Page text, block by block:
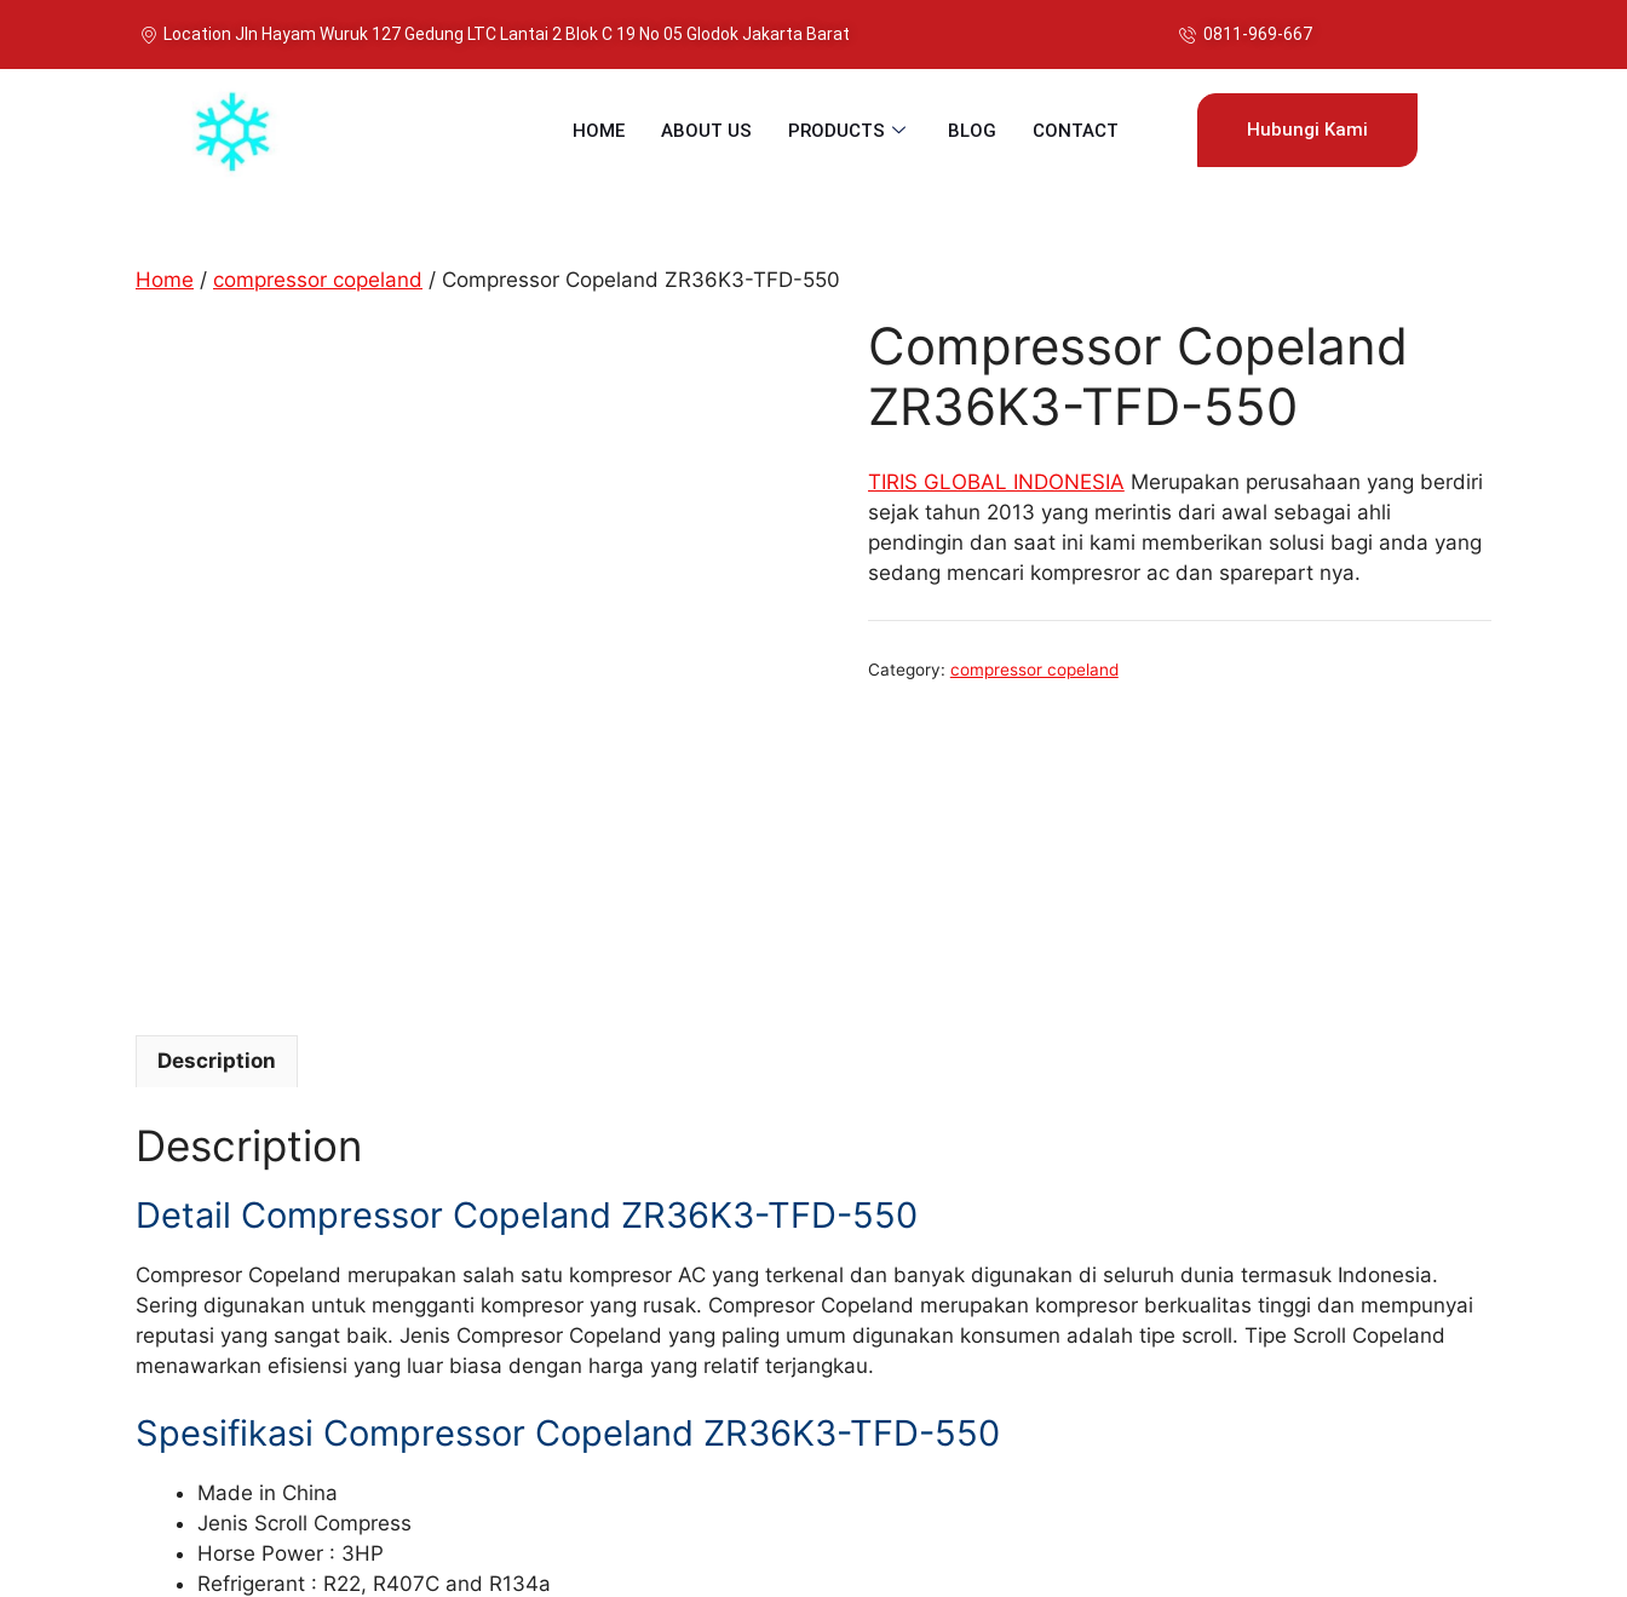
Location Jln Hayam Wuruk 127 Gedung LTC Lantai 2 Blok C 19 No 05 Glodok Jakarta Barat 0811-969-667
HOME ABOUT US PRODUCTS BLOG CONTACT Hubungi Kami
Home / compressor copeland / Compressor Copeland ZR36K3-TFD-550
Compressor Copeland
ZR36K3-TFD-550
TIRIS GLOBAL INDONESIA Merupakan perusahaan yang berdiri
sejak tahun 2013 yang merintis dari awal sebagai ahli
pendingin dan saat ini kami memberikan solusi bagi anda yang
sedang mencari kompresror ac dan sparepart nya.
Category: compressor copeland
Description
Description
Detail Compressor Copeland ZR36K3-TFD-550
Compresor Copeland merupakan salah satu kompresor AC yang terkenal dan banyak digunakan di seluruh dunia termasuk Indonesia.
Sering digunakan untuk mengganti kompresor yang rusak. Compresor Copeland merupakan kompresor berkualitas tinggi dan mempunyai
reputasi yang sangat baik. Jenis Compresor Copeland yang paling umum digunakan konsumen adalah tipe scroll. Tipe Scroll Copeland
menawarkan efisiensi yang luar biasa dengan harga yang relatif terjangkau.
Spesifikasi Compressor Copeland ZR36K3-TFD-550
Made in China
Jenis Scroll Compress
Horse Power : 3HP
Refrigerant : R22, R407C and R134a